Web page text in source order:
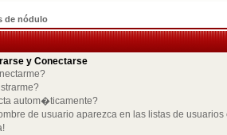
de nódulo
y Conectarse
autom�ticamente?
de usuario aparezca en las listas de usuarios